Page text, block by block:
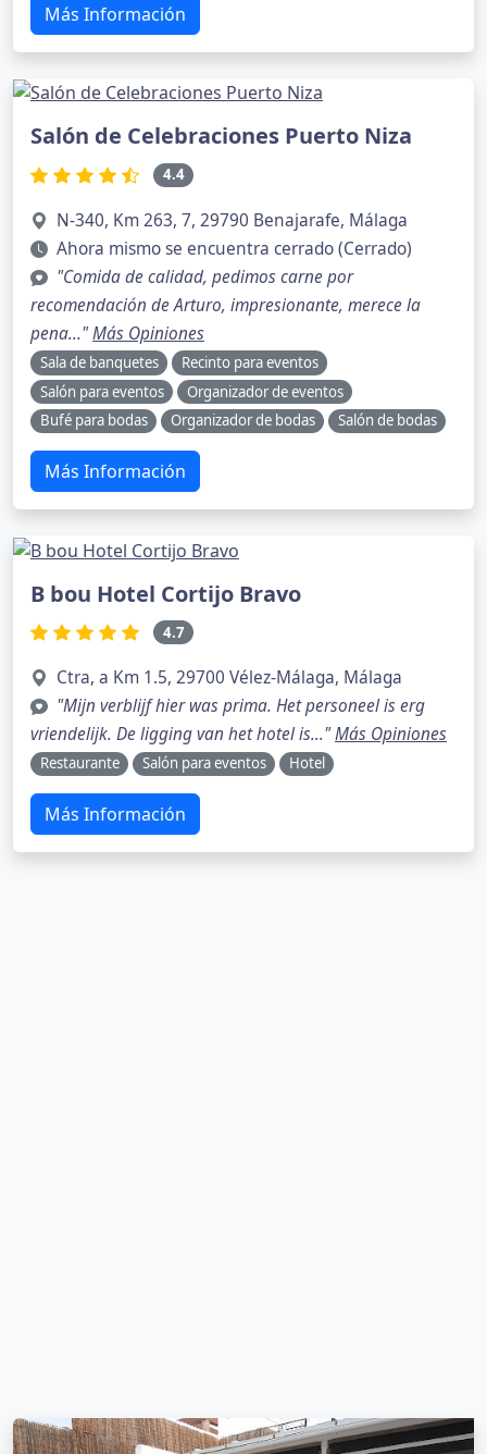
Más Información
Salón de Celebraciones Puerto Niza
4.4
N-340, Km 263, 7, 29790 Benajarafe, Málaga
Ahora mismo se encuentra cerrado (Cerrado)
"Comida de calidad, pedimos carne por
recomendación de Arturo, impresionante, merece la
pena..."Más Opiniones
Sala de banquetes
Recinto para eventos
Salón para eventos
Organizador de eventos
Bufé para bodas
Organizador de bodas Salón de bodas
Más Información
B bou Hotel Cortijo Bravo
4.7
Ctra, a Km 1.5, 29700 Vélez-Málaga, Málaga
"Mijn verblijf hier was prima. Het personeel is erg
vriendelijk. De ligging van het hotel is..."Más Opiniones
Restaurante Salón para eventos Hotel
Más Información